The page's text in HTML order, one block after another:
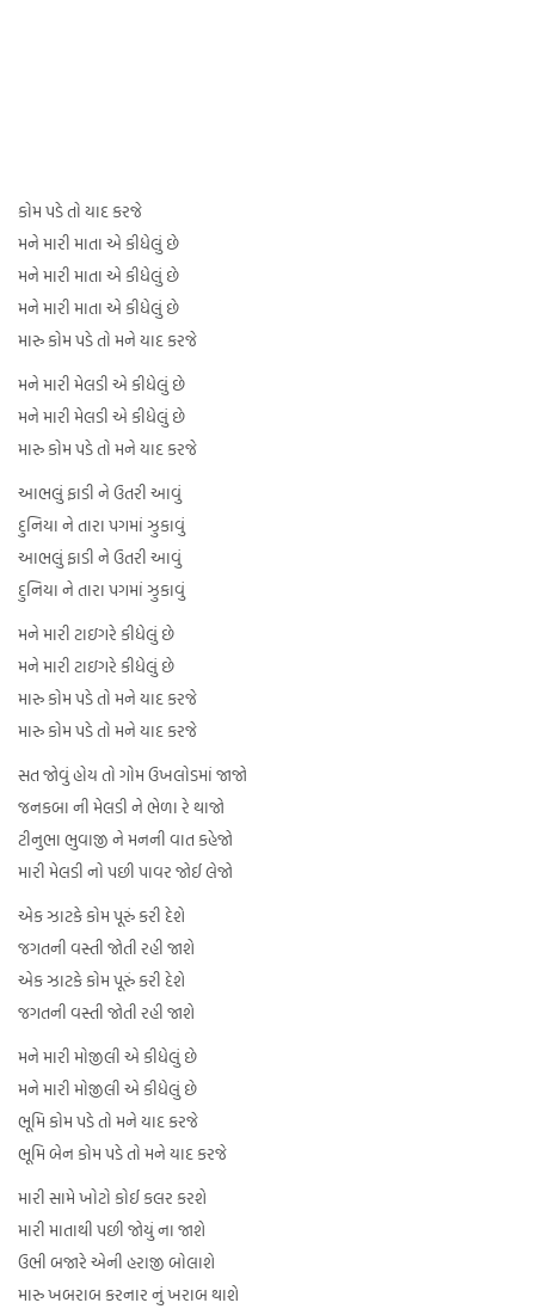
કોમ પડે તો યાદ કરજે
મને મારી માતા એ કીધેલું છે
મને મારી માતા એ કીધેલું છે
મને મારી માતા એ કીધેલું છે
મારુ કોમ પડે તો મને યાદ કરજે
મને મારી મેલડી એ કીધેલું છે
મને મારી મેલડી એ કીધેલું છે
મારુ કોમ પડે તો મને યાદ કરજે
આભલું ફાડી ને ઉતરી આવું
દુનિયા ને તારા પગમાં ઝુકાવું
આભલું ફાડી ને ઉતરી આવું
દુનિયા ને તારા પગમાં ઝુકાવું
મને મારી ટાઇગરે કીધેલું છે
મને મારી ટાઇગરે કીધેલું છે
મારુ કોમ પડે તો મને યાદ કરજે
મારુ કોમ પડે તો મને યાદ કરજે
સત જોવું હોય તો ગોમ ઉખલોડમાં જાજો
જનકબા ની મેલડી ને ભેળા રે થાજો
ટીનુભા ભુવાજી ને મનની વાત કહેજો
મારી મેલડી નો પછી પાવર જોઈ લેજો
એક ઝાટકે કોમ પૂરું કરી દેશે
જગતની વસ્તી જોતી રહી જાશે
એક ઝાટકે કોમ પૂરું કરી દેશે
જગતની વસ્તી જોતી રહી જાશે
મને મારી મોજીલી એ કીધેલું છે
મને મારી મોજીલી એ કીધેલું છે
ભૂમિ કોમ પડે તો મને યાદ કરજે
ભૂમિ બેન કોમ પડે તો મને યાદ કરજે
મારી સામે ખોટો કોઈ કલર કરશે
મારી માતાથી પછી જોયું ના જાશે
ઉભી બજારે એની હરાજી બોલાશે
મારુ ખબરાબ કરનાર નું ખરાબ થાશે